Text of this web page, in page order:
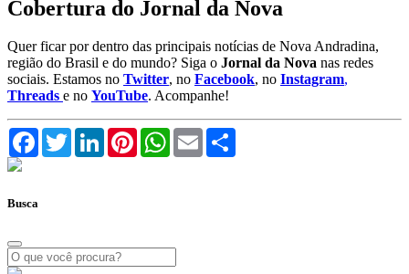
Cobertura do Jornal da Nova
Quer ficar por dentro das principais notícias de Nova Andradina,
região do Brasil e do mundo? Siga o Jornal da Nova nas redes
sociais. Estamos no Twitter, no Facebook, no Instagram,
Threads e no YouTube. Acompanhe!
FacebookTwitterLinkedInPinterestWhatsApp
Email
Busca